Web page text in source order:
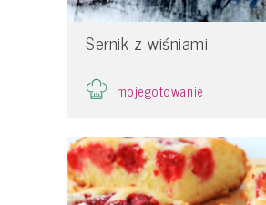
Sernik z wiśniami
mojegotowanie